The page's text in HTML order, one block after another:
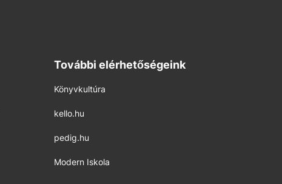
További elérhetőségeink
Könyvkultúra
kello.hu
pedig.hu
Modern Iskola